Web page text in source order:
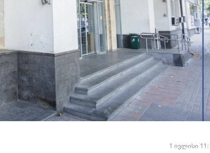
1 ივლისი